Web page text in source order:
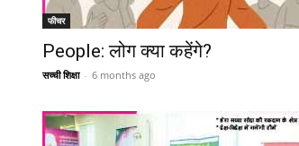
फीचर
People: लोग क्या कहेंगे?
सच्ची शिक्षा - 6 months ago